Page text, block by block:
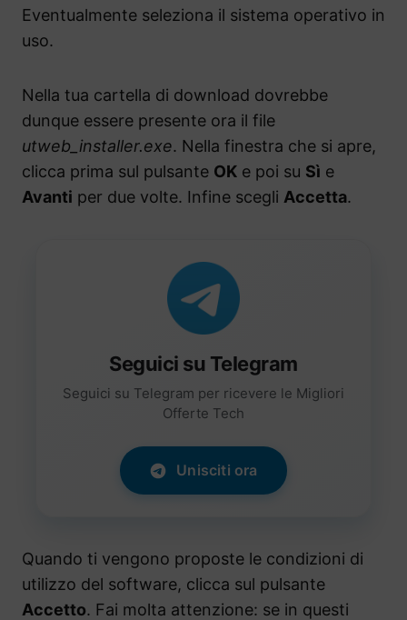
Eventualmente seleziona il sistema operativo in
uso.
Nella tua cartella di download dovrebbe
dunque essere presente ora il file
utweb_installer.exe. Nella finestra che si apre,
clicca prima sul pulsante OK e poi su Sì e
Avanti per due volte. Infine scegli Accetta.
Seguici su Telegram
Seguici su Telegram per ricevere le Migliori
Offerte Tech
Unisciti ora
Quando ti vengono proposte le condizioni di
utilizzo del software, clicca sul pulsante
Accetto. Fai molta attenzione: se in questi